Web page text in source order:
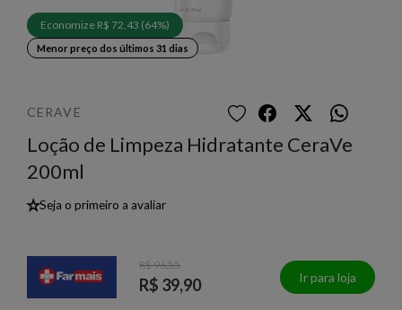
Economize R$ 72,43 (64%)
Menor preço dos últimos 31 dias
CERAVE
Loção de Limpeza Hidratante CeraVe
200ml
★Seja o primeiro a avaliar
R$ 96,55
R$ 39,90 Ir para loja